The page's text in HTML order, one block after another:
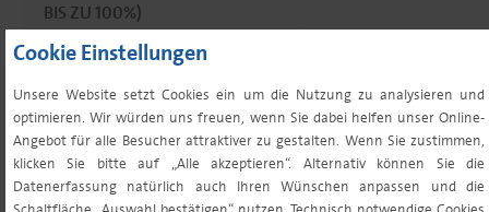
Cookie Einstellungen
Unsere Website setzt Cookies ein um die Nutzung zu analysieren und
optimieren. Wir würden uns freuen, wenn Sie dabei helfen unser Online-
Angebot für alle Besucher attraktiver zu gestalten. Wenn Sie zustimmen,
klicken Sie bitte auf „Alle akzeptieren“. Alternativ können Sie die
Datenerfassung natürlich auch Ihren Wünschen anpassen und die
BIS ZU 100%)
P.A. ZZT.
0,500%)
VERWAHRSTELLENVERGÜTUNG
P.A. ZZT.¹
0,04800 (MAX.
0,0476%)